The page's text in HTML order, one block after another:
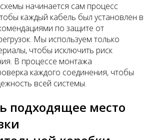
начинается сам процесс
каждый кабель был установлен в
по защите от
Мы используем только
чтобы исключить риск
В процессе монтажа
каждого соединения, чтобы
всей системы.
подходящее место